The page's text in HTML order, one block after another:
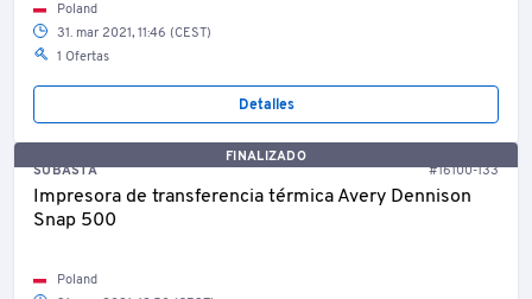
Poland
31. mar 2021, 11:46 (CEST)
1 Ofertas
Detalles
FINALIZADO
SUBASTA
#16100-133
Impresora de transferencia térmica Avery Dennison
Snap 500
Poland